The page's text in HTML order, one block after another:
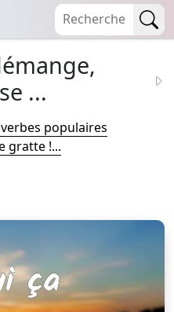
...
populaires
gratte !...